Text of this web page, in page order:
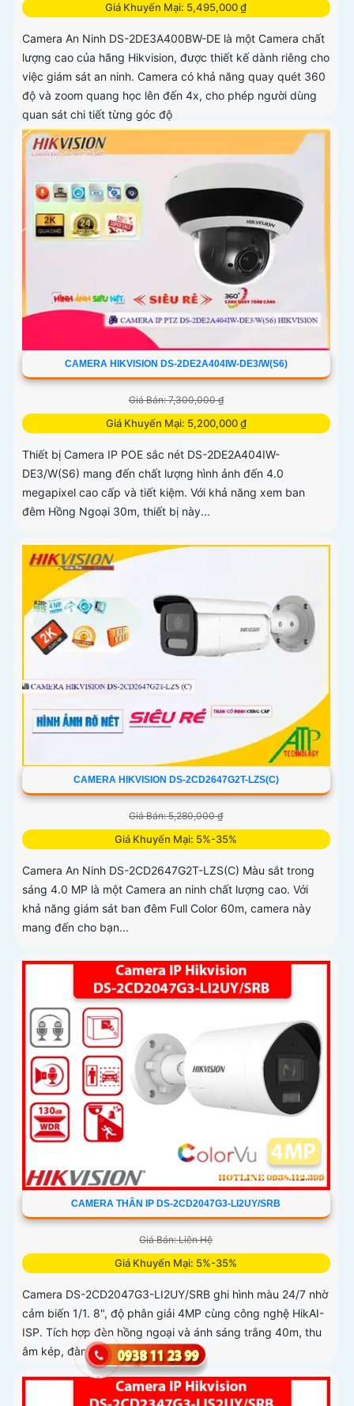
Giá Khuyến Mại: 5,495,000 ₫
Camera An Ninh DS-2DE3A400BW-DE là một Camera chất
lượng cao của hãng Hikvision, được thiết kế dành riêng cho
việc giám sát an ninh. Camera có khả năng quay quét 360
độ và zoom quang học lên đến 4x, cho phép người dùng
quan sát chi tiết từng góc độ
CAMERA HIKVISION DS-2DE2A404IW-DE3/W(S6)
Giá Bán: 7,300,000 ₫
Giá Khuyến Mại: 5,200,000 ₫
Thiết bị Camera IP POE sắc nét DS-2DE2A404IW-
DE3/W(S6) mang đến chất lượng hình ảnh đến 4.0
megapixel cao cấp và tiết kiệm. Với khả năng xem ban
đêm Hồng Ngoại 30m, thiết bị này...
CAMERA HIKVISION DS-2CD2647G2T-LZS(C)
Giá Bán: 5,280,000 ₫
Giá Khuyến Mại: 5%-35%
Camera An Ninh DS-2CD2647G2T-LZS(C) Màu sắt trong
sáng 4.0 MP là một Camera an ninh chất lượng cao. Với
khả năng giám sát ban đêm Full Color 60m, camera này
mang đến cho bạn...
CAMERA THÂN IP DS-2CD2047G3-LI2UY/SRB
Giá Bán: Liên Hệ
Giá Khuyến Mại: 5%-35%
Camera DS-2CD2047G3-LI2UY/SRB ghi hình màu 24/7 nhờ
cảm biến 1/1. 8", độ phân giải 4MP cùng công nghệ HikAI-
ISP. Tích hợp đèn hồng ngoại và ánh sáng trắng 40m, thu
âm kép, đàm...